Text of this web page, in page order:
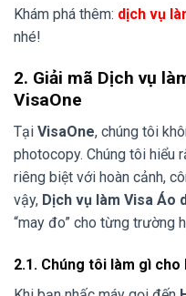
Khám phá thêm: dịch vụ
nhé!
2. Giải mã Dịch vụ
VisaOne
Tại VisaOne, chúng tôi
photocopy. Chúng tôi hiểu
riêng biệt với hoàn cảnh,
vậy, Dịch vụ làm Visa Áo
“may đo” cho từng trường
2.1. Chúng tôi làm gì cho